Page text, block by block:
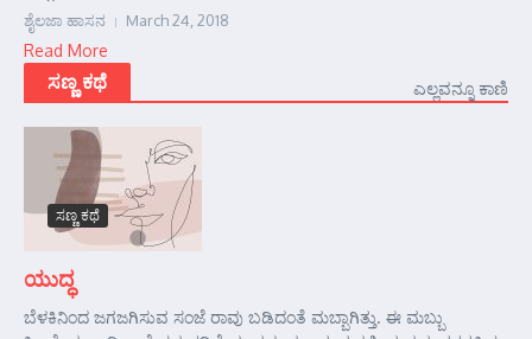
ಶೈಲಜಾ ಹಾಸನ March 24, 2018
Read More
ಸಣ್ಣ ಕಥೆ ಎಲ್ಲವನ್ನೂ ಕಾಣಿ
ಸಣ್ಣ ಕಥೆ
ಯುದ್ಧ
ಬೆಳಕಿನಿಂದ ಜಗಜಗಿಸುವ ಸಂಜೆ ರಾವು ಬಡಿದಂತೆ ಮಬ್ಬಾಗಿತ್ತು. ಈ ಮಬ್ಬು